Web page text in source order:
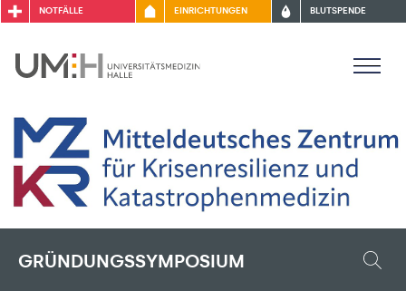
NOTFÄLLE EINRICHTUNGEN BLUTSPENDE
GRÜNDUNGSSYMPOSIUM